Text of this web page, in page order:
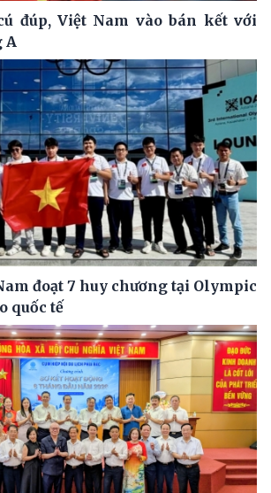
đúp, Việt Nam vào bán kết với
A
đoạt 7 huy chương tại Olympic
quốc tế